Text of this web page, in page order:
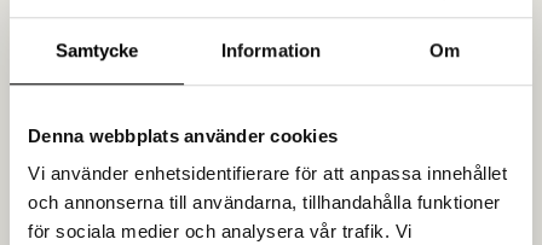
Samtycke Information Om
Denna webbplats använder cookies
Vi använder enhetsidentifierare för att anpassa innehållet
och annonserna till användarna, tillhandahålla funktioner
för sociala medier och analysera vår trafik. Vi